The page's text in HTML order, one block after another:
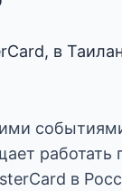
в
работать
в